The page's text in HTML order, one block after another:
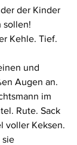
der Kinder
sollen!
Kehle. Tief.
und
Augen an.
im
Rute. Sack
voller Keksen.
sie